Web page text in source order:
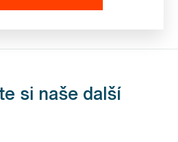
si naše další